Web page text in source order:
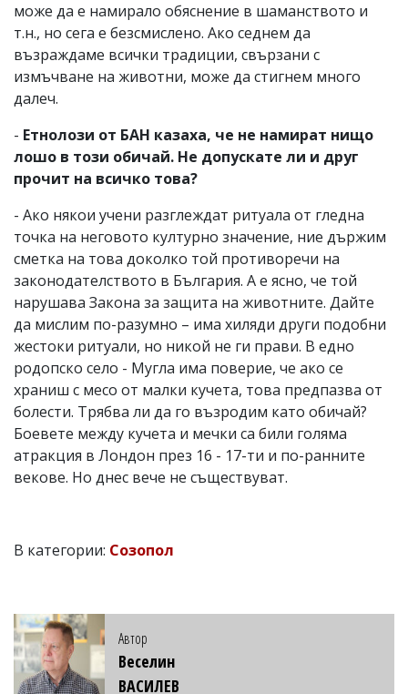
може да е намирало обяснение в шаманството и
т.н., но сега е безсмислено. Ако седнем да
възраждаме всички традиции, свързани с
измъчване на животни, може да стигнем много
далеч.
- Етнолози от БАН казаха, че не намират нищо
лошо в този обичай. Не допускате ли и друг
прочит на всичко това?
- Ако някои учени разглеждат ритуала от гледна
точка на неговото културно значение, ние държим
сметка на това доколко той противоречи на
законодателството в България. А е ясно, че той
нарушава Закона за защита на животните. Дайте
да мислим по-разумно – има хиляди други подобни
жестоки ритуали, но никой не ги прави. В едно
родопско село - Мугла има поверие, че ако се
храниш с месо от малки кучета, това предпазва от
болести. Трябва ли да го възродим като обичай?
Боевете между кучета и мечки са били голяма
атракция в Лондон през 16 - 17-ти и по-ранните
векове. Но днес вече не съществуват.
В категории: Созопол
Автор
Веселин
ВАСИЛЕВ